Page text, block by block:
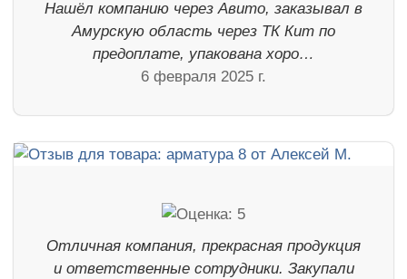
Нашёл компанию через Авито, заказывал в
Амурскую область через ТК Кит по
предоплате, упакована хоро…
6 февраля 2025 г.
Отличная компания, прекрасная продукция
и ответственные сотрудники. Закупали